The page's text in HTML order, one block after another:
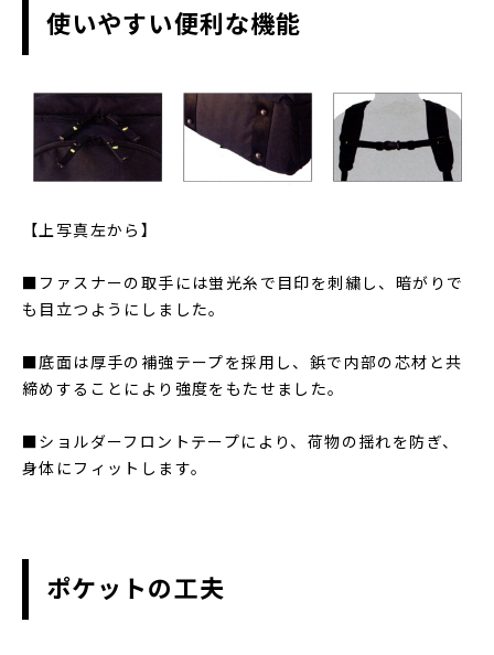
使いやすい便利な機能
【上写真左から】
■ファスナーの取手には蛍光糸で目印を刺繍し、暗がりで
も目立つようにしました。
■底面は厚手の補強テープを採用し、鋲で内部の芯材と共
締めすることにより強度をもたせました。
■ショルダーフロントテープにより、荷物の揺れを防ぎ、
身体にフィットします。
ポケットの工夫